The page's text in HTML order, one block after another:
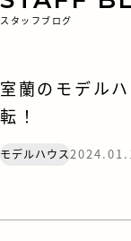
スタッフブログ
室蘭のモデル
転！
モデルハウス